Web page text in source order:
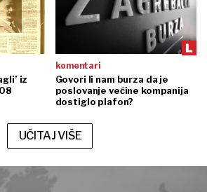
iz
komentari
Govori li nam burza da je
poslovanje većine kompanija
dostiglo plafon?
UČITAJ VIŠE